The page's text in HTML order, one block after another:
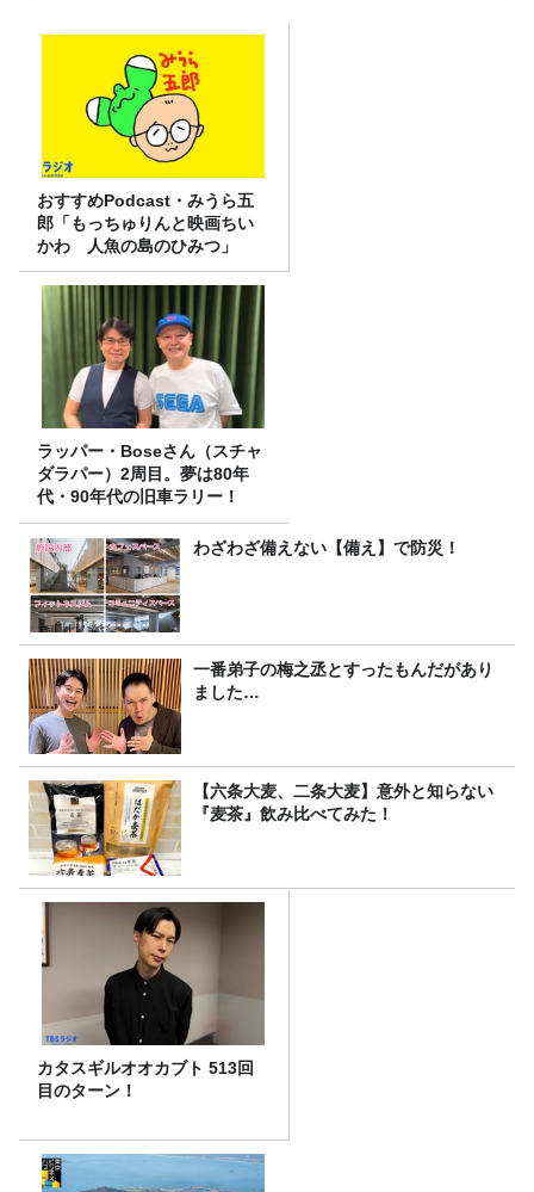
おすすめPodcast・みうら五
郎「もっちゅりんと映画ちい
かわ 人魚の島のひみつ」
ラッパー・Boseさん（スチャ
ダラパー）2周目。夢は80年
代・90年代の旧車ラリー！
わざわざ備えない【備え】で防災！
一番弟子の梅之丞とすったもんだがあり
ました…
【六条大麦、二条大麦】意外と知らない
『麦茶』飲み比べてみた！
カタスギルオオカブト 513回
目のターン！